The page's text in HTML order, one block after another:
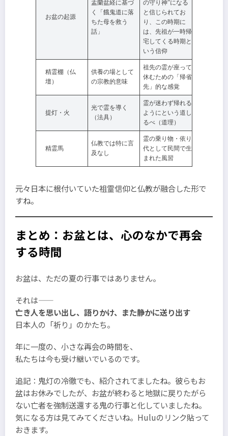
お盆の起源
盂蘭盆経に基づ
く「餓鬼道に落
ちた母を救う
話」
の守り神”になる
と信じられてお
り、この時期に
は、先祖が一時帰
宅してくる時期と
いう信仰
精霊棚（仏
壇）
供養の場として
の宗教的意味
祖先の霊が座って
休むための「帰省
先」的な感覚
提灯・火
光で霊を導く
（法具）
霊が迷わず帰れる
ようにという道し
るべ（道理）
精霊馬
仏教では特に言
及なし
霊の乗り物・依り
代として民間で生
まれた風習
元々日本に根付いていた祖霊信仰と仏教が融合した形で
すね。
まとめ：お盆とは、心のなかで再会
する時間
お盆は、ただの夏の行事ではありません。
それは――
亡き人を思い出し、語りかけ、また静かに送り出す
日本人の「祈り」のかたち。
年に一度の、小さな再会の時間を、
私たちは今も受け継いでいるのです。
追記：鬼灯の冷徹でも、紹介されてましたね。彼らもお
盆はお休みでしたが、お盆が終わると地獄に戻りたがら
ない亡者を強制送還する鬼の行事と化していましたね。
気になる方は見てみてくださいね。Huluのリンク貼って
おきます。